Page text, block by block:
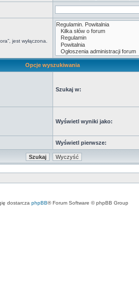
jest wyłączona.
Opcje wyszukiwania
Szukaj w:
Wyświetl wyniki jako:
Wyświetl pierwsze:
dostarcza phpBB® Forum Software © phpBB Group